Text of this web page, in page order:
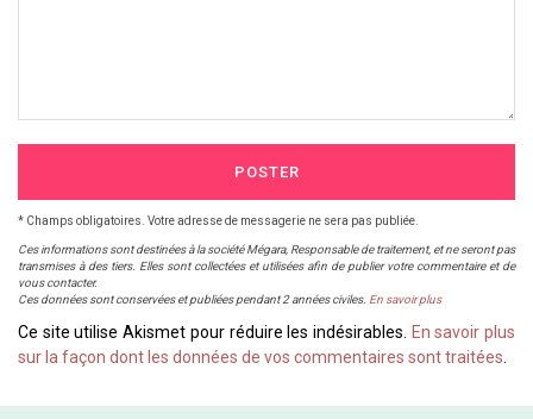
POSTER
* Champs obligatoires. Votre adresse de messagerie ne sera pas publiée.
Ces informations sont destinées à la société Mégara, Responsable de traitement, et ne seront pas
transmises à des tiers. Elles sont collectées et utilisées afin de publier votre commentaire et de
vous contacter.
Ces données sont conservées et publiées pendant 2 années civiles. En savoir plus
Ce site utilise Akismet pour réduire les indésirables. En savoir plus
sur la façon dont les données de vos commentaires sont traitées.